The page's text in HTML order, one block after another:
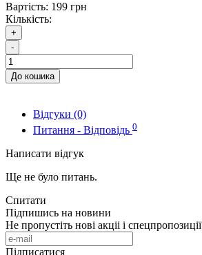
Вартість: 199 грн
Кількість:
+
-
До кошика
Відгуки (0)
Питання - Відповідь 0
Написати відгук
Ще не було питань.
Спитати
Підпишись на новини
Не пропустіть нові акціі і спецпропозиції
Підписатися